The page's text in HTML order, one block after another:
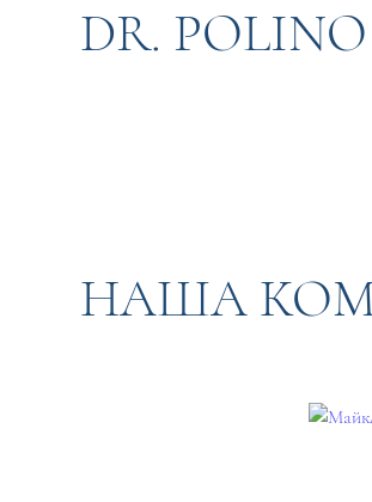
DR.
НАША